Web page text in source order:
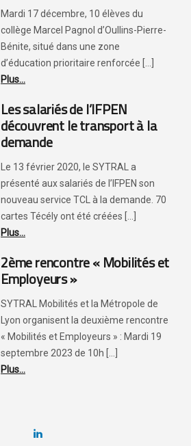
Mardi 17 décembre, 10 élèves du
collège Marcel Pagnol d’Oullins-Pierre-
Bénite, situé dans une zone
d’éducation prioritaire renforcée [...]
Plus...
Les salariés de l’IFPEN
découvrent le transport à la
demande
Le 13 février 2020, le SYTRAL a
présenté aux salariés de l’IFPEN son
nouveau service TCL à la demande. 70
cartes Técély ont été créées [...]
Plus...
2ème rencontre « Mobilités et
Employeurs »
SYTRAL Mobilités et la Métropole de
Lyon organisent la deuxième rencontre
« Mobilités et Employeurs » : Mardi 19
septembre 2023 de 10h [...]
Plus...